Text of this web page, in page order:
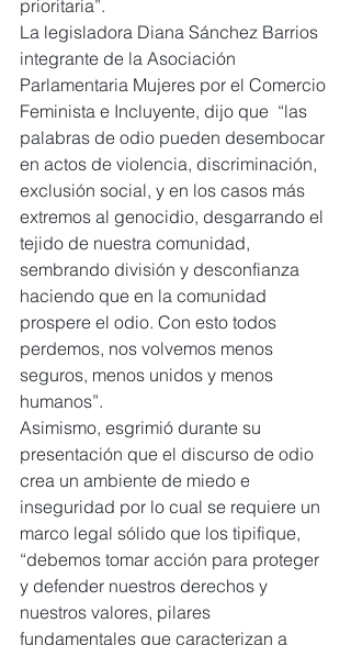
prioritaria”.
La legisladora Diana Sánchez Barrios
integrante de la Asociación
Parlamentaria Mujeres por el Comercio
Feminista e Incluyente, dijo que  “las
palabras de odio pueden desembocar
en actos de violencia, discriminación,
exclusión social, y en los casos más
extremos al genocidio, desgarrando el
tejido de nuestra comunidad,
sembrando división y desconfianza
haciendo que en la comunidad
prospere el odio. Con esto todos
perdemos, nos volvemos menos
seguros, menos unidos y menos
humanos”.
Asimismo, esgrimió durante su
presentación que el discurso de odio
crea un ambiente de miedo e
inseguridad por lo cual se requiere un
marco legal sólido que los tipifique,
“debemos tomar acción para proteger
y defender nuestros derechos y
nuestros valores, pilares
fundamentales que caracterizan a